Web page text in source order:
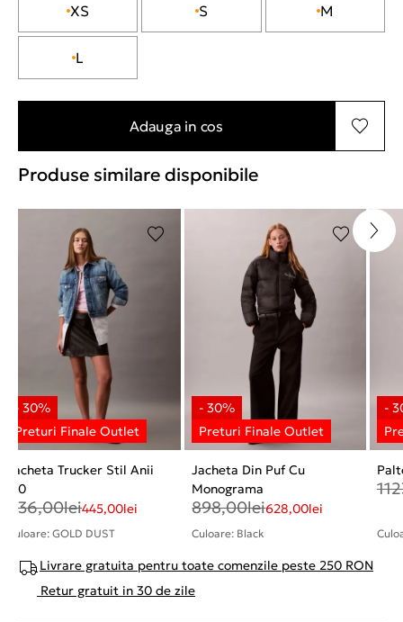
XS S M
L
Adauga in cos
Produse similare disponibile
Jacheta Trucker Stil Anii
'90
636,00lei445,00lei
Culoare: GOLD DUST
Jacheta Din Puf Cu
Monograma
898,00lei628,00lei
Culoare: Black
Livrare gratuita pentru toate comenzile peste 250 RON
Retur gratuit in 30 de zile